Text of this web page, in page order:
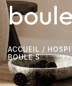
ACCUEIL /
BOULE S